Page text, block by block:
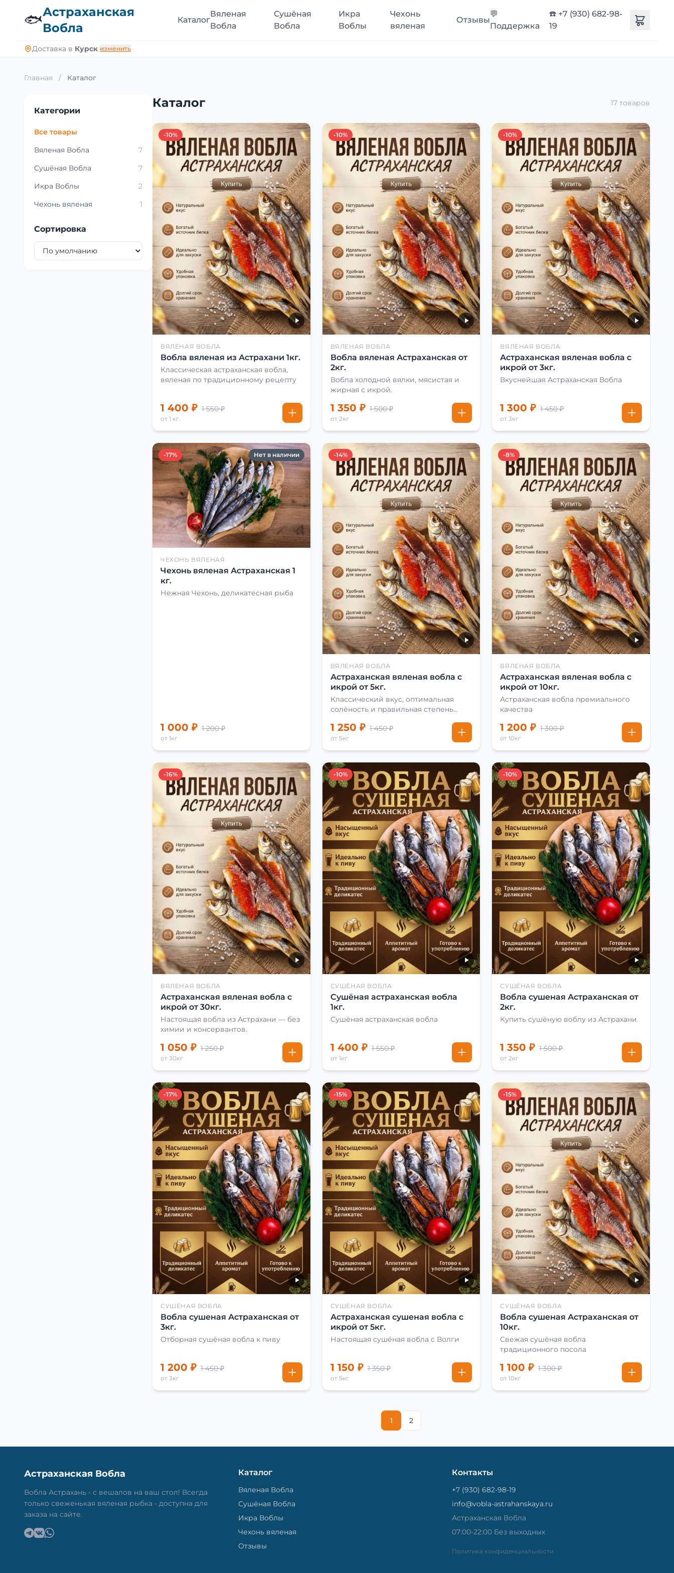
🐟Астраханская
Вобла
Каталог
Вяленая
Вобла
Сушёная
Вобла
Икра
Воблы
Чехонь
вяленая
Отзывы
💬
Поддержка
☎️ +7 (930) 682-98-
19
Доставка в Курск изменить
Главная / Каталог
Категории
Все товары
Вяленая Вобла
7
Сушёная Вобла
7
Икра Воблы
2
Чехонь вяленая
1
Сортировка
Каталог 17 товаров
-10%
ВЯЛЕНАЯ ВОБЛА
Вобла вяленая из Астрахани 1кг.
Классическая астраханская вобла,
вяленая по традиционному рецепту
1 400 ₽ 1 550 ₽
от 1 кг.
-10%
ВЯЛЕНАЯ ВОБЛА
Вобла вяленая Астраханская от
2кг.
Вобла холодной вялки, мясистая и
жирная с икрой.
1 350 ₽ 1 500 ₽
от 2кг
-10%
ВЯЛЕНАЯ ВОБЛА
Астраханская вяленая вобла с
икрой от 3кг.
Вкуснейшая Астраханская Вобла
1 300 ₽ 1 450 ₽
от 3кг
-17% Нет в наличии
ЧЕХОНЬ ВЯЛЕНАЯ
Чехонь вяленая Астраханская 1
кг.
Нежная Чехонь, деликатесная рыба
1 000 ₽ 1 200 ₽
от 1кг
-14%
ВЯЛЕНАЯ ВОБЛА
Астраханская вяленая вобла с
икрой от 5кг.
Классический вкус, оптимальная
солёность и правильная степень
1 250 ₽ 1 450 ₽
от 5кг
-8%
ВЯЛЕНАЯ ВОБЛА
Астраханская вяленая вобла с
икрой от 10кг.
Астраханская вобла премиального
качества
1 200 ₽ 1 300 ₽
от 10кг
-16%
ВЯЛЕНАЯ ВОБЛА
Астраханская вяленая вобла с
икрой от 30кг.
Настоящая вобла из Астрахани — без
химии и консервантов.
1 050 ₽ 1 250 ₽
от 30кг
-10%
СУШЁНАЯ ВОБЛА
Сушёная астраханская вобла
1кг.
Сушёная астраханская вобла
1 400 ₽ 1 550 ₽
от 1кг
-10%
СУШЁНАЯ ВОБЛА
Вобла сушеная Астраханская от
2кг.
Купить сушёную воблу из Астрахани
1 350 ₽ 1 500 ₽
от 2кг
-17%
СУШЁНАЯ ВОБЛА
Вобла сушеная Астраханская от
3кг.
Отборная сушёная вобла к пиву
1 200 ₽ 1 450 ₽
от 3кг
-15%
СУШЁНАЯ ВОБЛА
Астраханская сушеная вобла с
икрой от 5кг.
Настоящая сушёная вобла с Волги
1 150 ₽ 1 350 ₽
от 5кг
-15%
СУШЁНАЯ ВОБЛА
Вобла сушеная Астраханская от
10кг.
Свежая сушёная вобла
традиционного посола
1 100 ₽ 1 300 ₽
от 10кг
1 2
Астраханская Вобла
Вобла Астрахань - с вешалов на ваш стол! Всегда
только свеженькая вяленая рыбка - доступна для
заказа на сайте.
Каталог
Вяленая Вобла
Сушёная Вобла
Икра Воблы
Чехонь вяленая
Отзывы
Контакты
+7 (930) 682-98-19
info@vobla-astrahanskaya.ru
Астраханская Вобла
07:00-22:00 Без выходных
Политика конфиденциальности